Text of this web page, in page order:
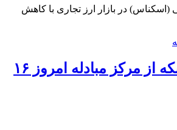
(اسکناس) در بازار ارز تجاری با کاهش
جزئیات خرید سکه از مرکز مبادله امروز ۱۶